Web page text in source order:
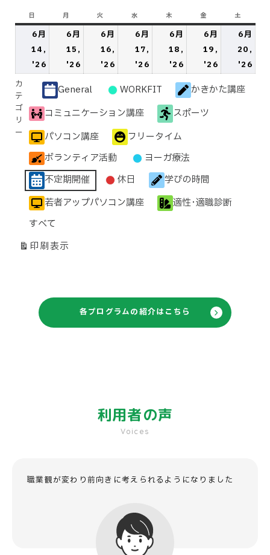
日
曜
日
月
曜
日
火
曜
日
水
曜
日
木
曜
日
金
曜
日
土
曜
日
6月
14,
'26
2026
年
6
月
日
6月
15,
'26
2026
6
月
日
6月
16,
'26
2026
6
月
日
6月
17,
'26
2026
6
月
17
日
6月
18,
'26
2026
年
6
月
6月
19,
'26
2026
6
6月
20,
'26
カ
テ
ゴ
リ
ー
題
カ
テ
ゴ
リ
ー
General WORKFIT
かきかた講座
コミュニケーション講座
スポーツ
パソコン講座
フリータイム
ボランティア活動
ヨーガ療法
不定期開催
休日
学びの時間
若者アップパソコン講座
適性･適職診断
すべて
印刷表示
各プログラムの紹介はこちら
利用者の声
Voices
職業観が変わり前向きに考えられるようになりました